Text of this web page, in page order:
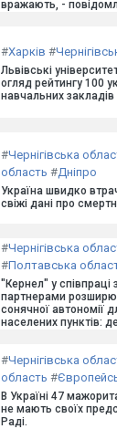
вражають, -
#Харків #
Львівські
огляд рейтингу 100
навчальних
#Чернігівська
область #Дніпро
Україна швидко
свіжі дані про
#Чернігівська
#Полтавська
"Кернел" у
партнерами
сонячної автономії
населених пунктів:
#Чернігівська
область #
В Україні 47
не мають своїх
Раді.